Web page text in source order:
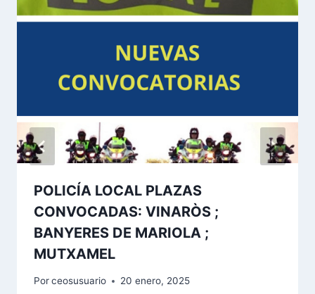
POLICÍA LOCAL PLAZAS
CONVOCADAS: VINARÒS ;
BANYERES DE MARIOLA ;
MUTXAMEL
Porceosusuario 20 enero, 2025